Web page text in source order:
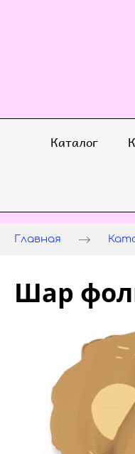
Каталог
Главная
Шар